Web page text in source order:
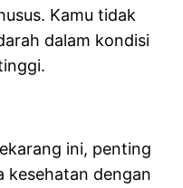
Kamu tidak
dalam kondisi
ini, penting
kesehatan dengan